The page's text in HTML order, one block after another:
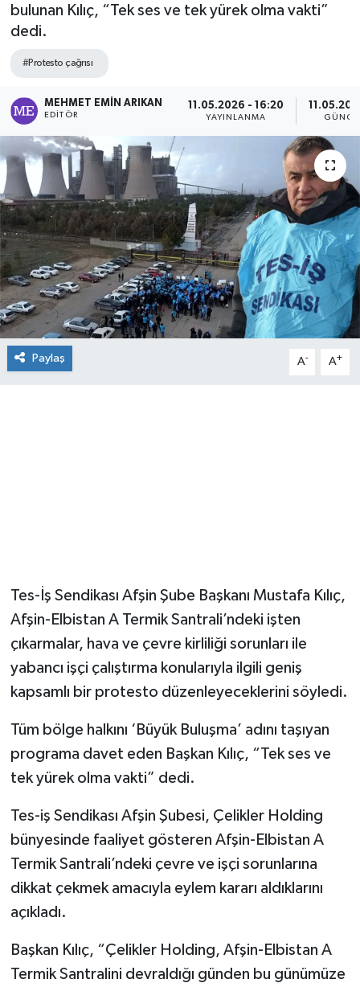
bulunan Kılıç, “Tek ses ve tek yürek olma vakti”
dedi.
#Protesto çağrısı
MEHMET EMIN ARIKAN
EDITÖR
11.05.2026 - 16:20
YAYINLANMA
Paylaş A- A+
Tes-İş Sendikası Afşin Şube Başkanı Mustafa Kılıç,
Afşin-Elbistan A Termik Santrali’ndeki işten
çıkarmalar, hava ve çevre kirliliği sorunları ile
yabancı işçi çalıştırma konularıyla ilgili geniş
kapsamlı bir protesto düzenleyeceklerini söyledi.
Tüm bölge halkını ‘Büyük Buluşma’ adını taşıyan
programa davet eden Başkan Kılıç, “Tek ses ve
tek yürek olma vakti” dedi.
Tes-iş Sendikası Afşin Şubesi, Çelikler Holding
bünyesinde faaliyet gösteren Afşin-Elbistan A
Termik Santrali’ndeki çevre ve işçi sorunlarına
dikkat çekmek amacıyla eylem kararı aldıklarını
açıkladı.
Başkan Kılıç, “Çelikler Holding, Afşin-Elbistan A
Termik Santralini devraldığı günden bu günümüze